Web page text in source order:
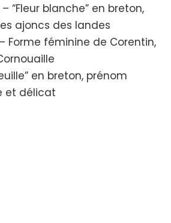
– “Fleur blanche” en breton,
ajoncs des landes
– Forme féminine de Corentin,
en breton, prénom
et délicat